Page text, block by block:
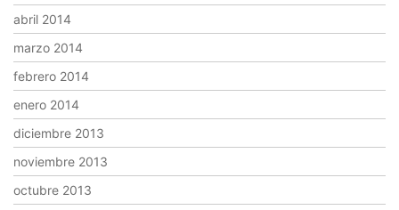
abril 2014
marzo 2014
febrero 2014
enero 2014
diciembre 2013
noviembre 2013
octubre 2013